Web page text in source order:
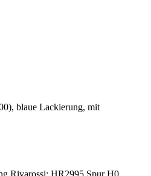
blaue Lackierung, mit
Rivarossi: HR2995 Spur H0,